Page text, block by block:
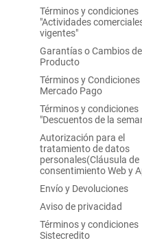
Términos y condiciones
"Actividades
vigentes"
Garantías o Cambios de
Producto
Términos y Condiciones
Mercado Pago
Términos y condiciones
"Descuentos de la
Autorización para el
tratamiento de datos
personales(Cláusula de
consentimiento Web y
Envío y Devoluciones
Aviso de privacidad
Términos y condiciones
Sistecredito